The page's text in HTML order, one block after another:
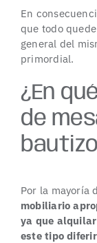
En
que todo
general del
primordial.
¿En
de
Por la mayoría
mobiliario
ya que
este tipo